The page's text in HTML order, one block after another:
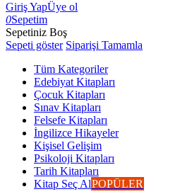
Giriş YapÜye ol
0Sepetim
Sepetiniz Boş
Sepeti göster Siparişi Tamamla
Tüm Kategoriler
Edebiyat Kitapları
Çocuk Kitapları
Sınav Kitapları
Felsefe Kitapları
İngilizce Hikayeler
Kişisel Gelişim
Psikoloji Kitapları
Tarih Kitapları
Kitap Seç AlPOPÜLER